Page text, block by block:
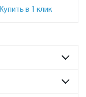
Купить в 1 клик